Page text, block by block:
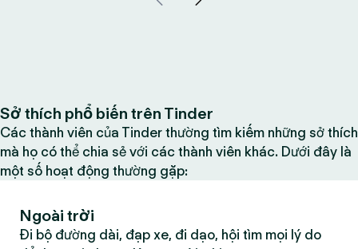
Sở thích phổ biến trên Tinder
Các thành viên của Tinder thường tìm kiếm những sở thích
mà họ có thể chia sẻ với các thành viên khác. Dưới đây là
một số hoạt động thường gặp:
Ngoài trời
Đi bộ đường dài, đạp xe, đi dạo, hội tìm mọi lý do